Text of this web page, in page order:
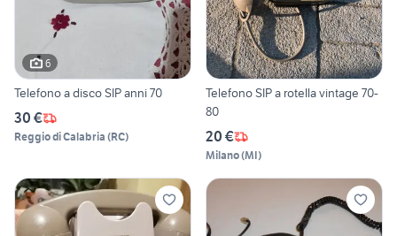
6
Telefono a disco SIP anni 70
30 €
Reggio di Calabria (RC)
Telefono SIP a rotella vintage 70-
80
20 €
Milano(MI)